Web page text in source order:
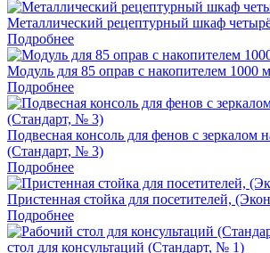
Металлический рецептурный шкаф
Подробнее
Модуль для 85 оправ с накопителем
Подробнее
Подвесная консоль для фенов с зеркалом
(Стандарт, № 3)
Подробнее
Пристенная стойка для посетителей,
Подробнее
стол для консультаций (Стандарт, № 1)